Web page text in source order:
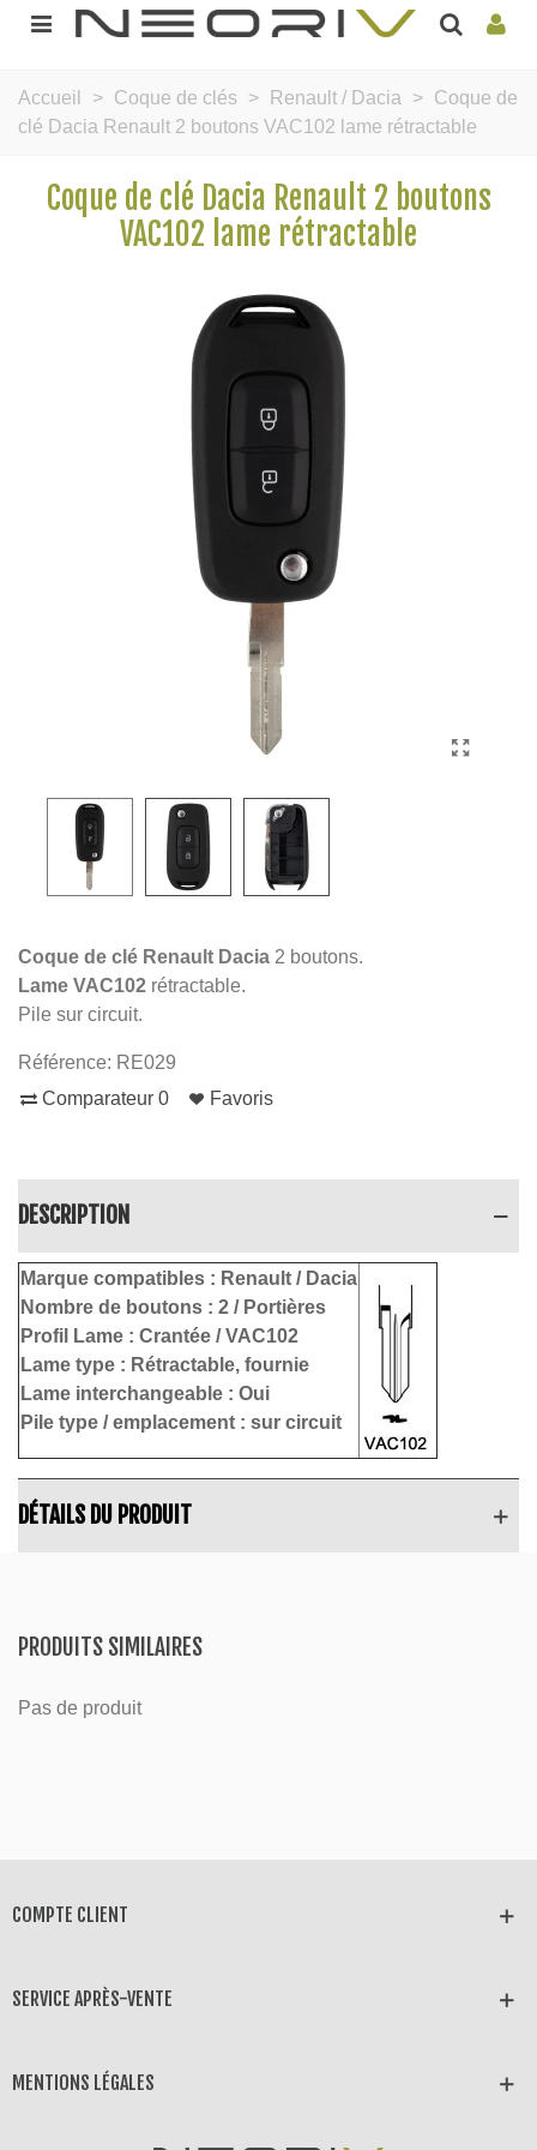
Accueil > Coque de clés > Renault / Dacia > Coque de
clé Dacia Renault 2 boutons VAC102 lame rétractable
Coque de clé Dacia Renault 2 boutons
VAC102 lame rétractable
Coque de clé Renault Dacia 2 boutons.
Lame VAC102 rétractable.
Pile sur circuit.
Référence: RE029
Comparateur 0 Favoris
DESCRIPTION
Marque compatibles : Renault / Dacia
Nombre de boutons : 2 / Portières
Profil Lame : Crantée / VAC102
Lame type : Rétractable, fournie
Lame interchangeable : Oui
Pile type / emplacement : sur circuit
DÉTAILS DU PRODUIT
PRODUITS SIMILAIRES
Pas de produit
COMPTE CLIENT
SERVICE APRÈS-VENTE
MENTIONS LÉGALES